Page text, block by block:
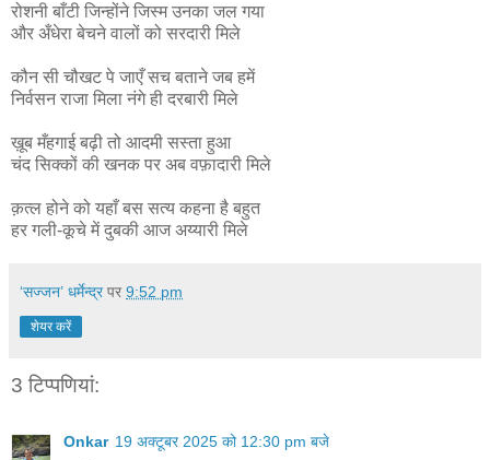
रोशनी बाँटी जिन्होंने जिस्म उनका जल गया
और अँधेरा बेचने वालों को सरदारी मिले
कौन सी चौखट पे जाएँ सच बताने जब हमें
निर्वसन राजा मिला नंगे ही दरबारी मिले
ख़ूब मँहगाई बढ़ी तो आदमी सस्ता हुआ
चंद सिक्कों की खनक पर अब वफ़ादारी मिले
क़त्ल होने को यहाँ बस सत्य कहना है बहुत
हर गली-कूचे में दुबकी आज अय्यारी मिले
‘सज्जन’ धर्मेन्द्र पर 9:52 pm
शेयर करें
3 टिप्‍पणियां:
Onkar 19 अक्टूबर 2025 को 12:30 pm बजे